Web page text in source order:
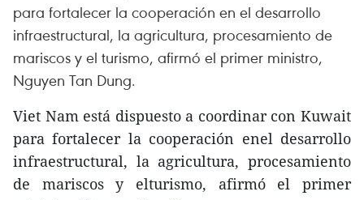
para fortalecer la cooperación en el desarrollo
infraestructural, la agricultura, procesamiento de
mariscos y el turismo, afirmó el primer ministro,
Nguyen Tan Dung.
Viet Nam está dispuesto a coordinar con Kuwait
para fortalecer la cooperación enel desarrollo
infraestructural, la agricultura, procesamiento
de mariscos y elturismo, afirmó el primer